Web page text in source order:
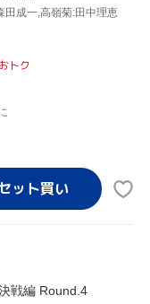
田成一,高嶺菊:田中理恵
トク
戦編 Round.4